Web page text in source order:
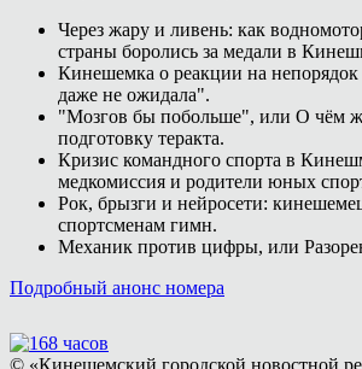
Через жару и ливень: как
страны боролись за медали в
Кинешемка о реакции на
даже не ожидала".
"Мозгов бы побольше", или О чём
подготовку теракта.
Кризис командного спорта в
медкомиссия и родители юных
Рок, брызги и нейросети:
спортсменам гимн.
Механик против цифры, или
Подробный анонс номера
© «Кинешемский городской новостной